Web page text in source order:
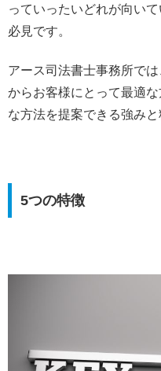
っていったいどれが向い
必見です。
アース司法書士事務所で
からお客様にとって最適
な方法を提案できる強み
5つの特徴